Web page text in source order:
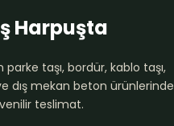
Harpuşta
taşı, bordür, kablo taşı,
dış mekan beton ürünlerinde
teslimat.